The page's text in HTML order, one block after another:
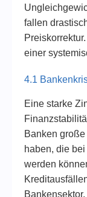
fallen
einer
4.1
Eine starke
Banken
haben, die
werden